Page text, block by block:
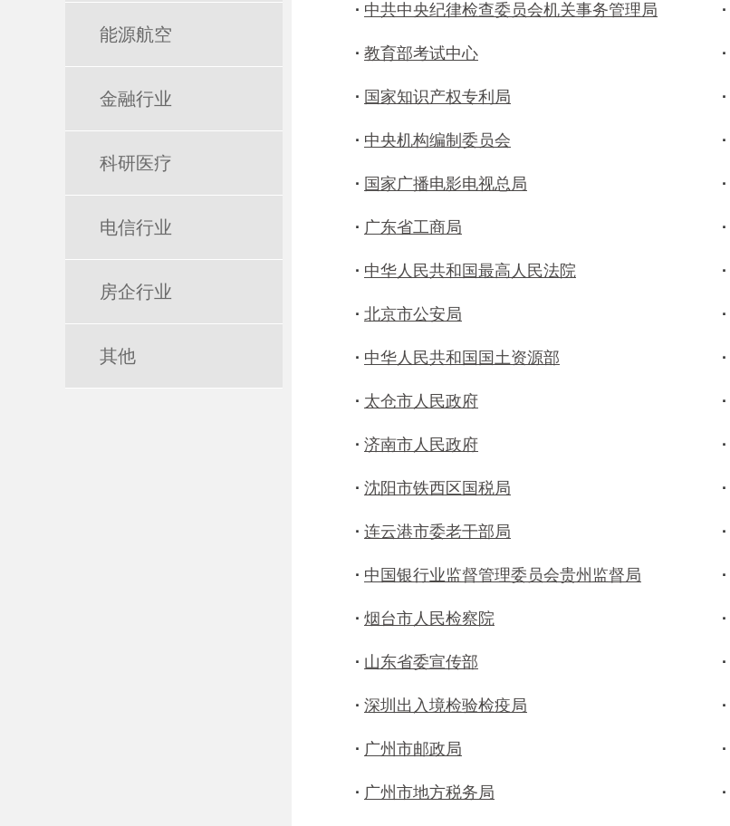
能源航空
金融行业
科研医疗
电信行业
房企行业
其他
· 中共中央纪律检查委员会机关事务管理局 ·
· 教育部考试中心 ·
· 国家知识产权专利局 ·
· 中央机构编制委员会 ·
· 国家广播电影电视总局 ·
· 广东省工商局 ·
· 中华人民共和国最高人民法院 ·
· 北京市公安局 ·
· 中华人民共和国国土资源部 ·
· 太仓市人民政府 ·
· 济南市人民政府 ·
· 沈阳市铁西区国税局 ·
· 连云港市委老干部局 ·
· 中国银行业监督管理委员会贵州监督局 ·
· 烟台市人民检察院 ·
· 山东省委宣传部 ·
· 深圳出入境检验检疫局 ·
· 广州市邮政局 ·
· 广州市地方税务局 ·